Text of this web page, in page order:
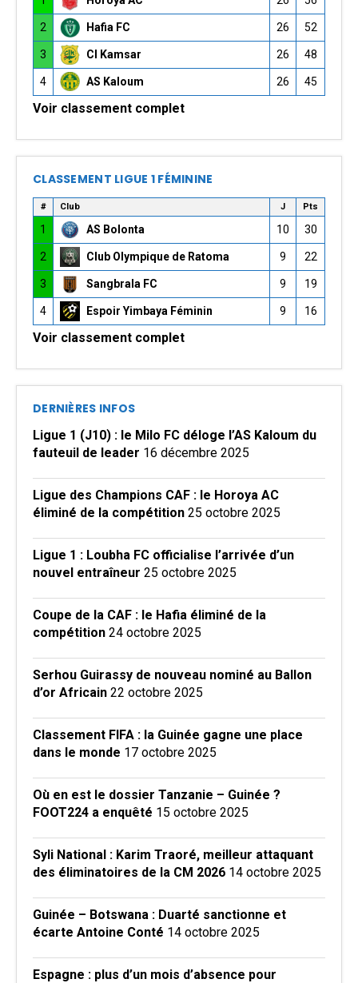
2 Hafia FC 26 52
3 CI Kamsar 26 48
4 AS Kaloum 26 45
Voir classement complet
CLASSEMENT LIGUE 1 FÉMININE
# Club J Pts
1 AS Bolonta 10 30
2 Club Olympique de Ratoma 9 22
3 Sangbrala FC 9 19
4 Espoir Yimbaya Féminin 9 16
Voir classement complet
DERNIÈRES INFOS
Ligue 1 (J10) : le Milo FC déloge l’AS Kaloum du
fauteuil de leader 16 décembre 2025
Ligue des Champions CAF : le Horoya AC
éliminé de la compétition 25 octobre 2025
Ligue 1 : Loubha FC officialise l’arrivée d’un
nouvel entraîneur 25 octobre 2025
Coupe de la CAF : le Hafia éliminé de la
compétition 24 octobre 2025
Serhou Guirassy de nouveau nominé au Ballon
d’or Africain 22 octobre 2025
Classement FIFA : la Guinée gagne une place
dans le monde 17 octobre 2025
Où en est le dossier Tanzanie – Guinée ?
FOOT224 a enquêté 15 octobre 2025
Syli National : Karim Traoré, meilleur attaquant
des éliminatoires de la CM 2026 14 octobre 2025
Guinée – Botswana : Duarté sanctionne et
écarte Antoine Conté 14 octobre 2025
Espagne : plus d’un mois d’absence pour